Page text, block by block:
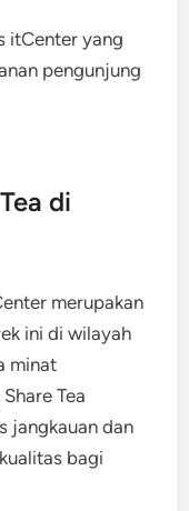
itCenter yang
pengunjung
di
merupakan
ini di wilayah
minat
Tea
jangkauan dan
bagi